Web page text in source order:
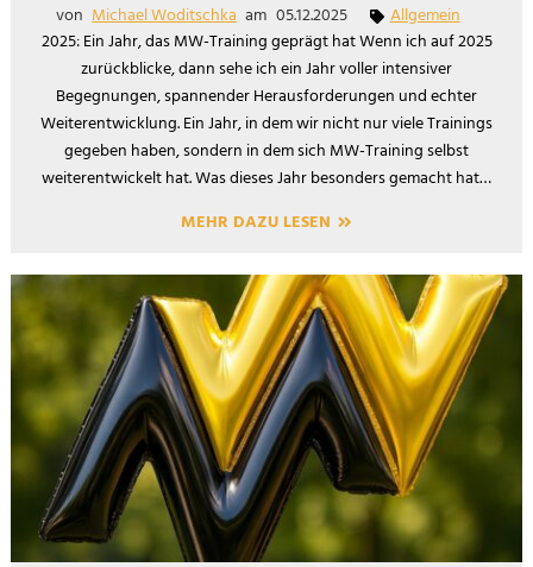
von Michael Woditschka am 05.12.2025
Allgemein
2025: Ein Jahr, das MW-Training geprägt hat Wenn ich auf 2025
zurückblicke, dann sehe ich ein Jahr voller intensiver
Begegnungen, spannender Herausforderungen und echter
Weiterentwicklung. Ein Jahr, in dem wir nicht nur viele Trainings
gegeben haben, sondern in dem sich MW-Training selbst
weiterentwickelt hat. Was dieses Jahr besonders gemacht hat…
MEHR DAZU LESEN